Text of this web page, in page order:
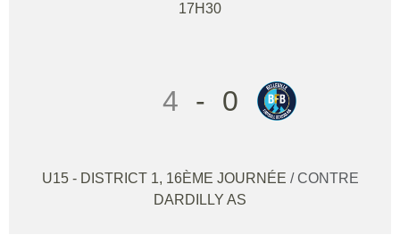
17H30
4 - 0
U15 - DISTRICT 1, 16ÈME JOURNÉE / CONTRE
DARDILLY AS